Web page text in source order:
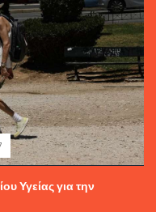
Υγείας για την